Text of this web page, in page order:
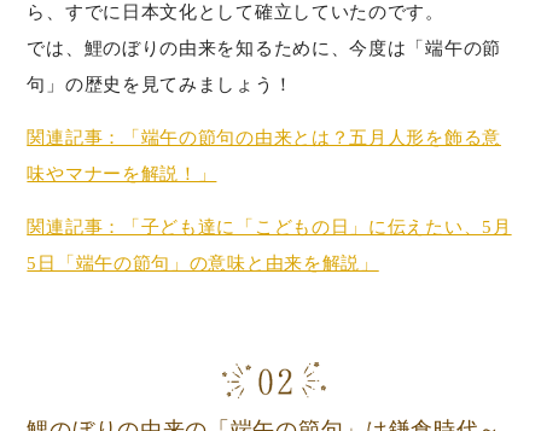
ら、すでに日本文化として確立していたのです。
では、鯉のぼりの由来を知るために、今度は「端午の節
句」の歴史を見てみましょう！
関連記事：「端午の節句の由来とは？五月人形を飾る意
味やマナーを解説！」
関連記事：「子ども達に「こどもの日」に伝えたい、5月
5日「端午の節句」の意味と由来を解説」